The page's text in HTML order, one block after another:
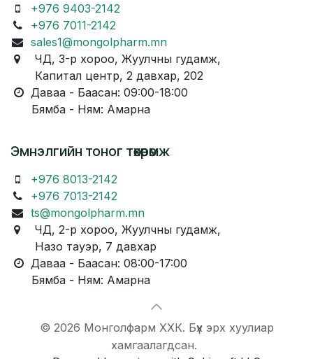
+976 9403-2142
+976 7011-2142
sales1@mongolpharm.mn
ЧД, 3-р хороо, Жуулчны гудамж,
Капитал центр, 2 давхар, 202
Даваа - Баасан: 09:00-18:00
Бямба - Ням: Амарна
Эмнэлгийн тоног төхөөрөмж
+976 8013-2142
+976 7013-2142
ts@mongolpharm.mn
ЧД, 2-р хороо, Жуулчны гудамж,
Назо тауэр, 7 давхар
Даваа - Баасан: 08:00-17:00
Бямба - Ням: Амарна
© 2026 Монголфарм ХХК. Бүх эрх хуулиар
хамгаалагдсан.